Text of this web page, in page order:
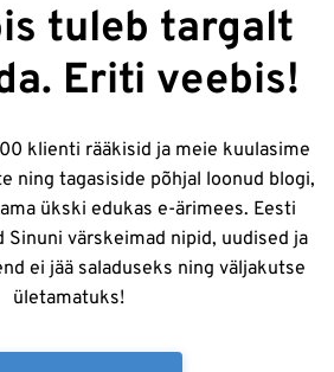
tuleb targalt
Eriti veebis!
klienti rääkisid ja meie kuulasime
ning tagasiside põhjal loonud blogi,
ükski edukas e-ärimees. Eesti
värskeimad nipid, uudised ja
ei jää saladuseks ning väljakutse
ületamatuks!